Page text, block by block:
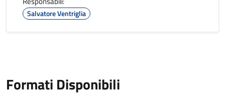
Salvatore Ventriglia
Formati Disponibili